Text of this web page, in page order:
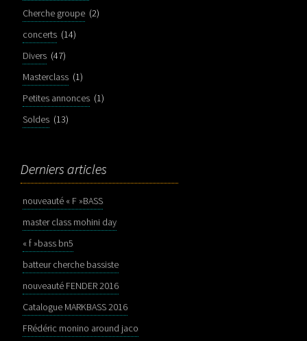
Cherche groupe (2)
concerts (14)
Divers (47)
Masterclass (1)
Petites annonces (1)
Soldes (13)
Derniers articles
nouveauté « F »BASS
master class mohini day
« f »bass bn5
batteur cherche bassiste
nouveauté FENDER 2016
Catalogue MARKBASS 2016
FRédéric monino around jaco